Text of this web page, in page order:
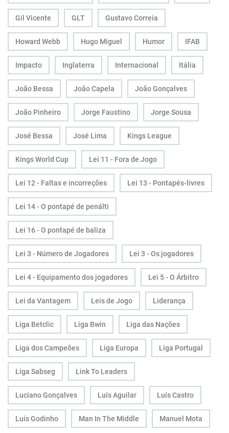
Gil Vicente GLT Gustavo Correia
Howard Webb Hugo Miguel Humor IFAB
Impacto Inglaterra Internacional Itália
João Bessa João Capela João Gonçalves
João Pinheiro Jorge Faustino Jorge Sousa
José Bessa José Lima Kings League
Kings World Cup Lei 11 - Fora de Jogo
Lei 12 - Faltas e incorreções Lei 13 - Pontapés-livres
Lei 14 - O pontapé de penálti
Lei 16 - O pontapé de baliza
Lei 3 - Número de Jogadores Lei 3 - Os jogadores
Lei 4 - Equipamento dos jogadores Lei 5 - O Árbitro
Lei da Vantagem Leis de Jogo Liderança
Liga Betclic Liga Bwin Liga das Nações
Liga dos Campeões Liga Europa Liga Portugal
Liga Sabseg Link To Leaders
Luciano Gonçalves Luís Aguilar Luís Castro
Luís Godinho Man In The Middle Manuel Mota